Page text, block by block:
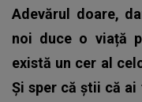
Adevărul doare,
noi duce o viață
există un cer al
Și sper că știi că